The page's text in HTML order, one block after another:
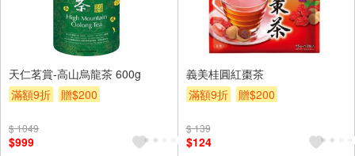
天仁茗賞-高山烏龍茶 600g
滿額9折
贈$200
$ 1049
$999
義美桂圓紅棗茶
滿額9折
贈$200
$ 139
$124